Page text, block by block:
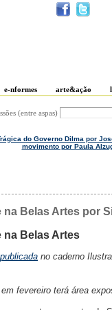
e-nformes arte&ação
(entre aspas)
do Governo Dilma por
movimento por Paula
Belas Artes por
na Belas Artes
no caderno
fevereiro terá área